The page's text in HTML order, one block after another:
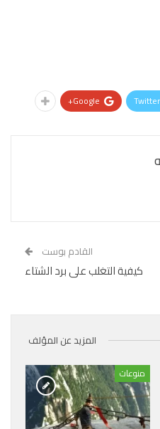
Twitter
Google+
القادم بوست
كيفية التغلب على برد الشتاء
المزيد عن المؤلف
منوعات